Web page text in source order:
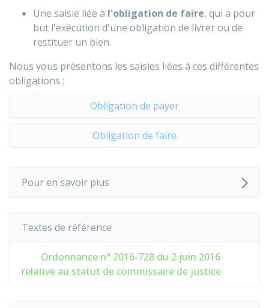
Une saisie liée à l'obligation de faire, qui a pour
but l'exécution d'une obligation de livrer ou de
restituer un bien.
Nous vous présentons les saisies liées à ces différentes
obligations :
Obligation de payer
Obligation de faire
Pour en savoir plus
Textes de référence
Ordonnance n° 2016-728 du 2 juin 2016
relative au statut de commissaire de justice